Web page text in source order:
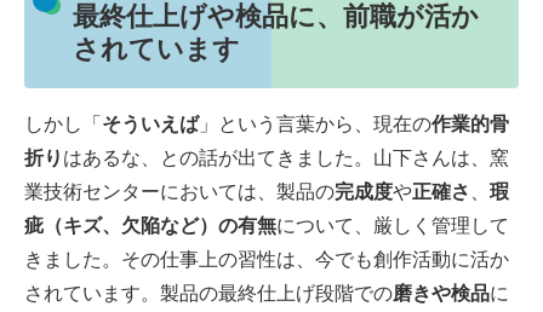
最終仕上げや検品に、前職が活か
されています
しかし「 そういえば」という言葉から、現在の作業的骨
折り はあるな、との話が出てきました。山下さんは、窯
業技術センターにおいては、製品の完成度や正確さ
瑕
疵（キズ、欠陥など）の有無について、厳しく管理して
きました。その仕事上の習性は、今でも創作活動に活か
されています。製品の最終仕上げ段階での磨きや検品に